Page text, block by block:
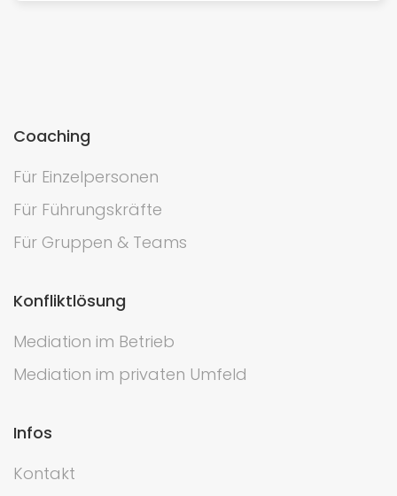
Coaching
Für Einzelpersonen
Für Führungskräfte
Für Gruppen & Teams
Konfliktlösung
Mediation im Betrieb
Mediation im privaten Umfeld
Infos
Kontakt